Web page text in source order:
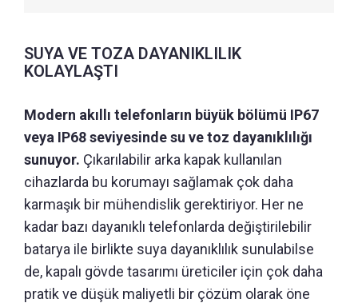
SUYA VE TOZA DAYANIKLILIK
KOLAYLAŞTI
Modern akıllı telefonların büyük bölümü IP67
veya IP68 seviyesinde su ve toz dayanıklılığı
sunuyor. Çıkarılabilir arka kapak kullanılan
cihazlarda bu korumayı sağlamak çok daha
karmaşık bir mühendislik gerektiriyor. Her ne
kadar bazı dayanıklı telefonlarda değiştirilebilir
batarya ile birlikte suya dayanıklılık sunulabilse
de, kapalı gövde tasarımı üreticiler için çok daha
pratik ve düşük maliyetli bir çözüm olarak öne